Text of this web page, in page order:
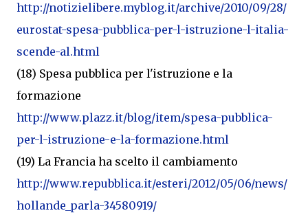
http://notizielibere.myblog.it/archive/2010/09/28/
eurostat-spesa-pubblica-per-l-istruzione-l-italia-
scende-al.html
(18) Spesa pubblica per l'istruzione e la
formazione
http://www.plazz.it/blog/item/spesa-pubblica-
per-l-istruzione-e-la-formazione.html
(19) La Francia ha scelto il cambiamento
http://www.repubblica.it/esteri/2012/05/06/news/
hollande_parla-34580919/